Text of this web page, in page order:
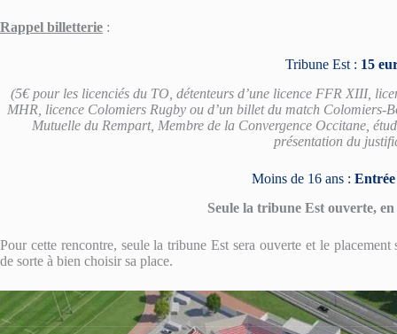
Rappel billetterie :
Tribune Est : 15
(5€ pour les licenciés du TO, détenteurs d’une licence FFR XIII,
MHR, licence Colomiers Rugby ou d’un billet du match Colomiers-
Mutuelle du Rempart, Membre de la Convergence Occitane,
présentation du
Moins de 16 ans :
Seule la tribune Est ouverte,
Pour cette rencontre, seule la tribune Est sera ouverte et le
de sorte à bien choisir sa place.